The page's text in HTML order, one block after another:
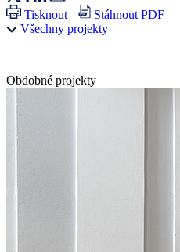
Tisknout
Stáhnout PDF
Všechny projekty
Obdobné projekty